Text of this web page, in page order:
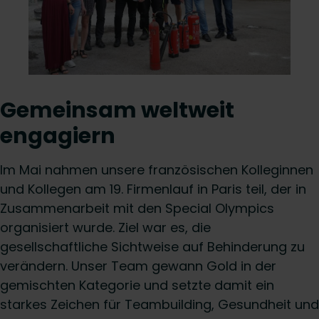
Gemeinsam weltweit
engagiern
Im Mai nahmen unsere französischen Kolleginnen
und Kollegen am 19. Firmenlauf in Paris teil, der in
Zusammenarbeit mit den Special Olympics
organisiert wurde. Ziel war es, die
gesellschaftliche Sichtweise auf Behinderung zu
verändern. Unser Team gewann Gold in der
gemischten Kategorie und setzte damit ein
starkes Zeichen für Teambuilding, Gesundheit und